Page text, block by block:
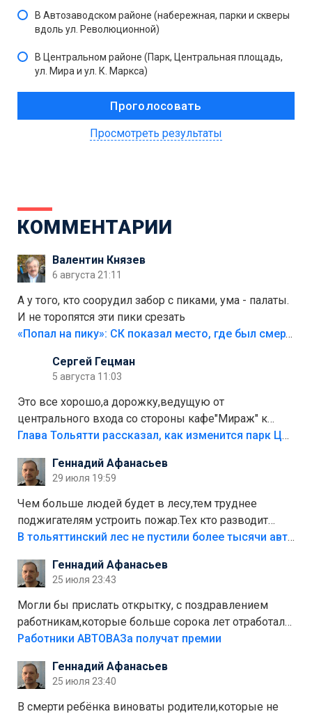
В Автозаводском районе (набережная, парки и скверы
вдоль ул. Революционной)
В Центральном районе (Парк, Центральная площадь,
ул. Мира и ул. К. Маркса)
Просмотреть результаты
КОММЕНТАРИИ
Валентин Князев
6 августа 21:11
А у того, кто соорудил забор с пиками, ума - палаты.
И не торопятся эти пики срезать
«Попал на пику»: СК показал место, где был смертельно травмирован ребенок в Тольятти
Сергей Гецман
5 августа 11:03
Это все хорошо,а дорожку,ведущую от
центрального входа со стороны кафе"Мираж" к
аттракционам слабо доделать?А то бордюры
лежала в парке и испортилась.Да еще,видимо,часть
украли.
Глава Тольятти рассказал, как изменится парк Центрального района
Геннадий Афанасьев
29 июля 19:59
Чем больше людей будет в лесу,тем труднее
поджигателям устроить пожар.Тех кто разводит
костры,тех надо безбожно штрафовать.Камер полно
Штрафы мизерные.
В тольяттинский лес не пустили более тысячи автомобилей
Геннадий Афанасьев
25 июля 23:43
Могли бы прислать открытку, с поздравлением
работникам,которые больше сорока лет отработали
на предприятии.
Работники АВТОВАЗа получат премии
Геннадий Афанасьев
25 июля 23:40
В смерти ребёнка виноваты родители,которые не